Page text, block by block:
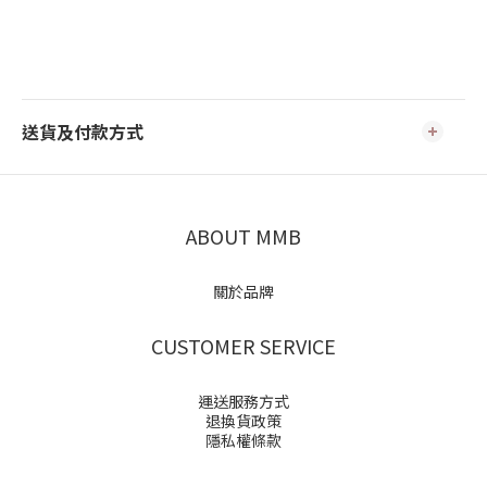
送貨及付款方式
ABOUT MMB
關於品牌
CUSTOMER SERVICE
運送服務方式
退換貨政策
隱私權條款